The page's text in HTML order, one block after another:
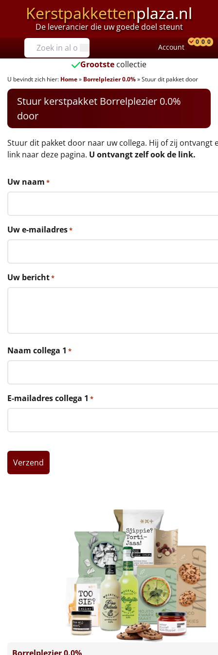
Kerstpakkettenplaza.nl
De leverancier die uw goede doel steunt
Prijzen
Tot €25
€25 tot €35
€35 tot €40
€40 tot €45
€45 tot €50
Thema
Rituals
Luxe
Mannen
Vrouwen
Duurzaam
Leuke
Goedkope
NIEUW
Account
0 0 0
Grootste collectie
U bevindt zich hier: Home» Borrelplezier 0.0%»Stuur dit pakket door
Stuur kerstpakket Borrelplezier 0.0%
door
Stuur dit pakket door naar uw collega. Hij of zij ontvangt
link naar deze pagina. U ontvangt zelf ook de link.
Uw naam *
Uw e-mailadres*
Uw bericht*
Naam collega 1 *
E-mailadres collega 1 *
Borrelplezier 0.0%